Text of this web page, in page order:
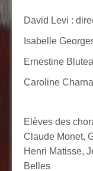
David Levi :
Isabelle
Ernestine
Caroline
Elèves des
Claude Monet,
Henri Matisse,
Belles